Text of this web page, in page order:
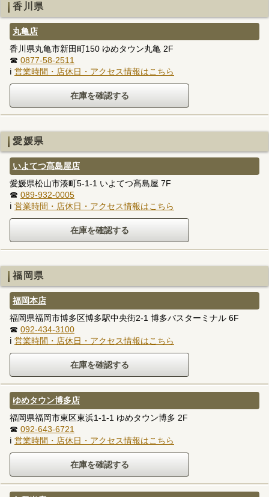
香川県
丸亀店
香川県丸亀市新田町150 ゆめタウン丸亀 2F
☎ 0877-58-2511
ℹ 営業時間・店休日・アクセス情報はこちら
愛媛県
いよてつ髙島屋店
愛媛県松山市湊町5-1-1 いよてつ髙島屋 7F
☎ 089-932-0005
ℹ 営業時間・店休日・アクセス情報はこちら
福岡県
福岡本店
福岡県福岡市博多区博多駅中央街2-1 博多バスターミナル 6F
☎ 092-434-3100
ℹ 営業時間・店休日・アクセス情報はこちら
ゆめタウン博多店
福岡県福岡市東区東浜1-1-1 ゆめタウン博多 2F
☎ 092-643-6721
ℹ 営業時間・店休日・アクセス情報はこちら